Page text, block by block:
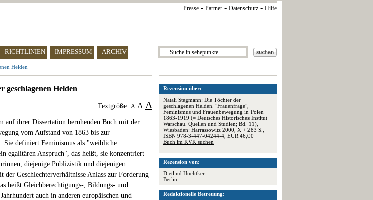
Presse - Partner - Datenschutz - Hilfe
RICHTLINIEN IMPRESSUM ARCHIV
Helden
Rezension über:
Natali Stegmann: Die Töchter der
geschlagenen Helden. "Frauenfrage",
Feminismus und Frauenbewegung in Polen
1863-1919 (= Deutsches Historisches Institut
Warschau. Quellen und Studien; Bd. 11),
Wiesbaden: Harrassowitz 2000, X + 283 S.,
ISBN 978-3-447-04244-4, EUR 46,00
Buch im KVK suchen
Rezension von:
Dietlind Hüchtker
Berlin
Redaktionelle Betreuung:
geschlagenen Helden
Textgröße: A A A
auf ihrer Dissertation beruhenden Buch mit der
vom Aufstand von 1863 bis zur
Sie definiert Feminismus als "weibliche
egalitären Anspruch", das heißt, sie konzentriert
diejenige Publizistik und diejenigen
Geschlechterverhältnisse Anlass zur Forderung
heißt Gleichberechtigungs-, Bildungs- und
auch in anderen europäischen und